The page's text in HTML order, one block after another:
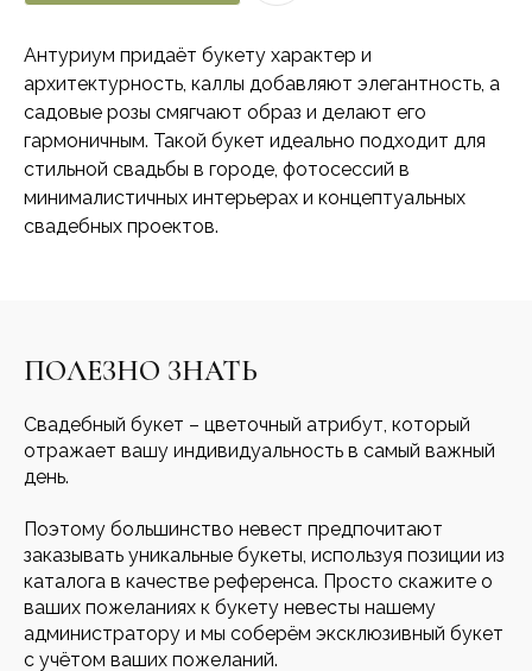
Антуриум придаёт букету характер и
архитектурность, каллы добавляют элегантность, а
садовые розы смягчают образ и делают его
гармоничным. Такой букет идеально подходит для
стильной свадьбы в городе, фотосессий в
минималистичных интерьерах и концептуальных
свадебных проектов.
ПОЛЕЗНО ЗНАТЬ
Свадебный букет – цветочный атрибут, который
отражает вашу индивидуальность в самый важный
день.
Поэтому большинство невест предпочитают
заказывать уникальные букеты, используя позиции из
каталога в качестве референса. Просто скажите о
ваших пожеланиях к букету невесты нашему
администратору и мы соберём эксклюзивный букет
с учётом ваших пожеланий.